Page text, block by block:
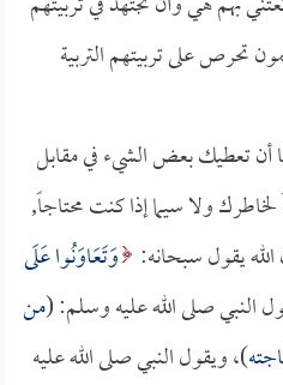
تحرص على تربيتهم التربية
أن تعطيك بعض الشيء في مقابل
ولا سيما إذا كنت محتاجاً,
يقول سبحانه: وَتَعَاوَنُوا عَلَى
من
)، ويقول النبي صلى الله عليه